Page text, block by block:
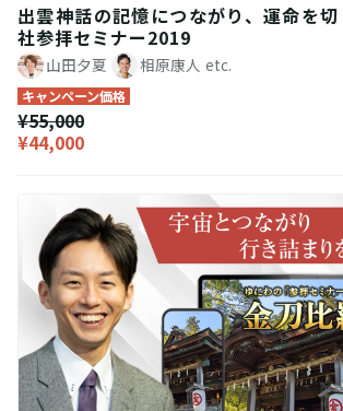
出雲神話の記憶につながり、運命を
社参拝セミナー2019
山田夕夏 相原康人 etc.
キャンペーン価格
¥55,000
¥44,000